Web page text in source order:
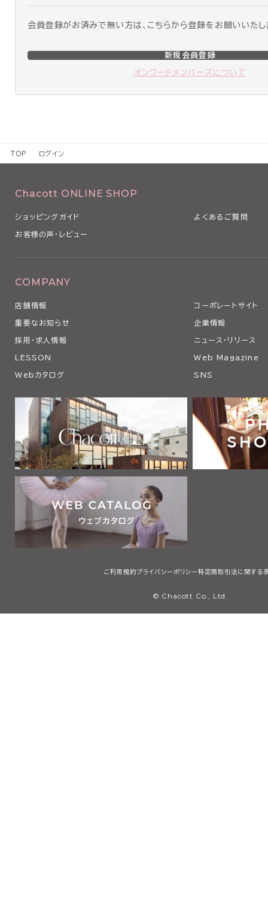
会員登録がお済みで無い方は、こちらから登録をお願いいたし
新規会員登録
オンワードメンバーズについて
TOP ログイン
Chacott ONLINE SHOP
ショッピングガイド よくあるご質問
お客様の声・レビュー
COMPANY
店舗情報 コーポレートサイト
重要なお知らせ 企業情報
採用・求人情報 ニュース・リリース
LESSON Web Magazine
Webカタログ SNS
ご利用規約プライバシーポリシー 特定商取引法に関する
© Chacott Co., Ltd.